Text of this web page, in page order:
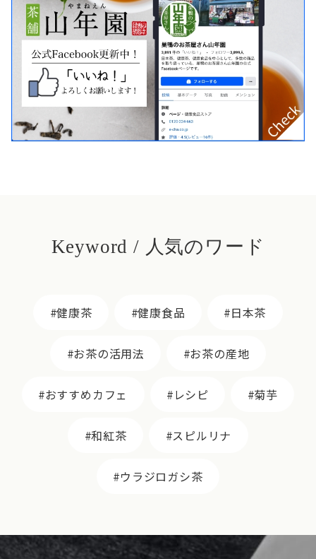
Keyword / 人気のワード
健康茶 健康食品 日本茶
お茶の活用法 お茶の産地
おすすめカフェ レシピ 菊芋
和紅茶 スピルリナ
ウラジロガシ茶